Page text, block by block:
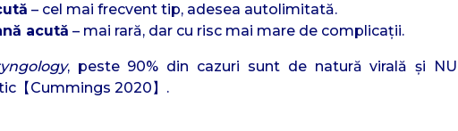
– cel mai frecvent tip, adesea autolimitată.
acută – mai rară, dar cu risc mai mare de complicații.
, peste 90% din cazuri sunt de natură virală și NU
【Cummings 2020】.